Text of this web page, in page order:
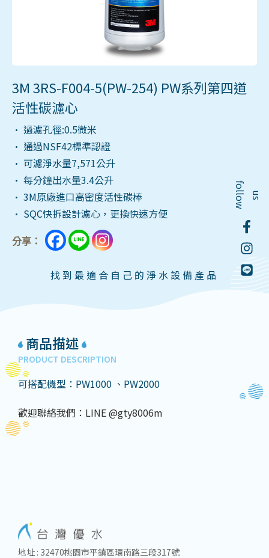
f
o l
l
o
w u
s
3M 3RS-F004-5(PW-254) PW系列第四道
活性碳濾心
• 過濾孔徑:0.5微米
• 通過NSF42標準認證
• 可濾淨水量7,571公升
• 每分鐘出水量3.4公升
• 3M原廠進口高密度活性碳棒
• SQC快拆設計濾心，更換快速方便
分享：
找到最適合自己的淨水設備產品
商品描述
PRODUCT DESCRIPTION
可搭配機型：PW1000 、PW2000
歡迎聯絡我們：LINE @gty8006m
地址 : 32470桃園市平鎮區環南路三段317號